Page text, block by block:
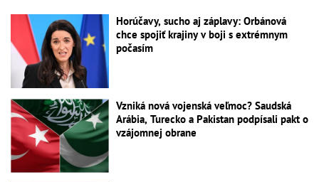
Horúčavy, sucho aj záplavy: Orbánová
chce spojiť krajiny v boji s extrémnym
počasím
Vzniká nová vojenská veľmoc? Saudská
Arábia, Turecko a Pakistan podpísali pakt o
vzájomnej obrane